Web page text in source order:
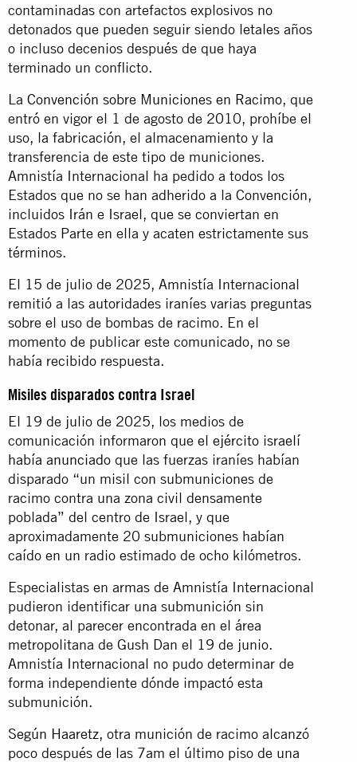
contaminadas con artefactos explosivos no
detonados que pueden seguir siendo letales años
o incluso decenios después de que haya
terminado un conflicto.
La Convención sobre Municiones en Racimo, que
entró en vigor el 1 de agosto de 2010, prohíbe el
uso, la fabricación, el almacenamiento y la
transferencia de este tipo de municiones.
Amnistía Internacional ha pedido a todos los
Estados que no se han adherido a la Convención,
incluidos Irán e Israel, que se conviertan en
Estados Parte en ella y acaten estrictamente sus
términos.
El 15 de julio de 2025, Amnistía Internacional
remitió a las autoridades iraníes varias preguntas
sobre el uso de bombas de racimo. En el
momento de publicar este comunicado, no se
había recibido respuesta.
Misiles disparados contra Israel
El 19 de julio de 2025, los medios de
comunicación informaron que el ejército israelí
había anunciado que las fuerzas iraníes habían
disparado “un misil con submuniciones de
racimo contra una zona civil densamente
poblada” del centro de Israel, y que
aproximadamente 20 submuniciones habían
caído en un radio estimado de ocho kilómetros.
Especialistas en armas de Amnistía Internacional
pudieron identificar una submunición sin
detonar, al parecer encontrada en el área
metropolitana de Gush Dan el 19 de junio.
Amnistía Internacional no pudo determinar de
forma independiente dónde impactó esta
submunición.
Según Haaretz, otra munición de racimo alcanzó
poco después de las 7am el último piso de una